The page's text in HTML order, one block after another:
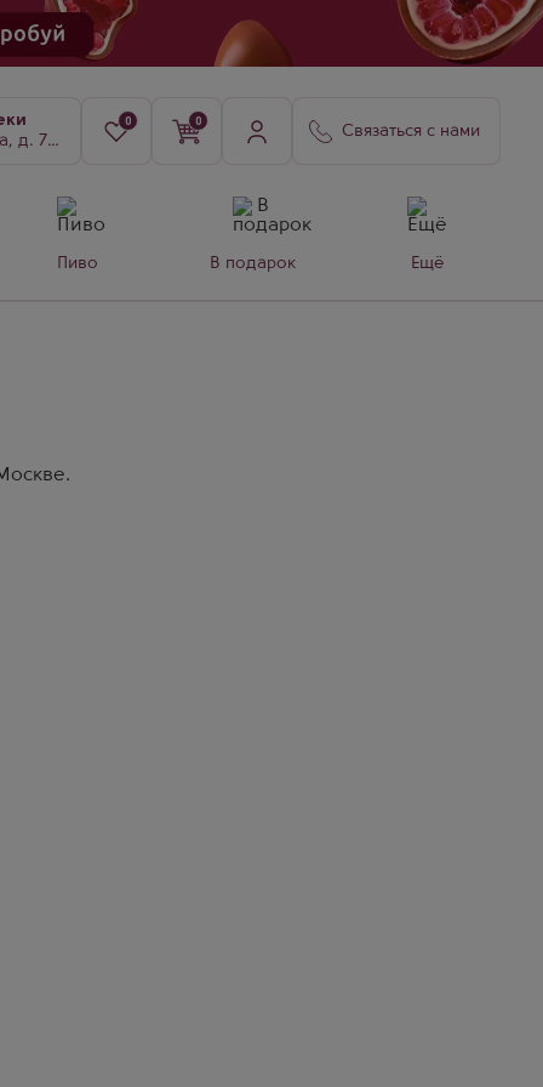
к. 3
0 0
Связаться с нами
Пиво В подарок Ещё